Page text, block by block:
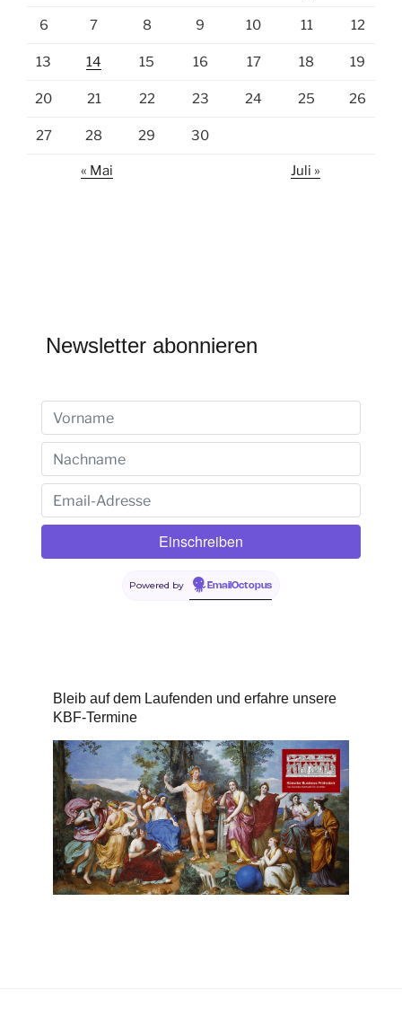
6 7 8 9 10 11 12
13 14 15 16 17 18 19
20 21 22 23 24 25 26
27 28 29 30
« Mai Juli »
Newsletter abonnieren
Powered by EmailOctopus
Bleib auf dem Laufenden und erfahre unsere
KBF-Termine